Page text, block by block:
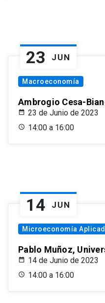
23 JUN
Macroeconomía
Ambrogio Cesa-
23 de Junio de 2023
14:00 a 16:00
14 JUN
Microeconomía
Pablo Muñoz,
14 de Junio de 2023
14:00 a 16:00